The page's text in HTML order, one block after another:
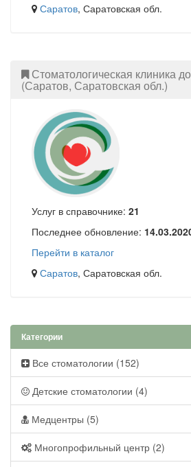
Саратов, Саратовская обл.
Стоматологическая клиника
(Саратов, Саратовская обл.)
Услуг в справочнике: 21
Последнее обновление:
Перейти в каталог
Саратов, Саратовская обл.
Категории
Все стоматологии (152)
Детские стоматологии (4)
Медцентры (5)
Многопрофильный центр (2)